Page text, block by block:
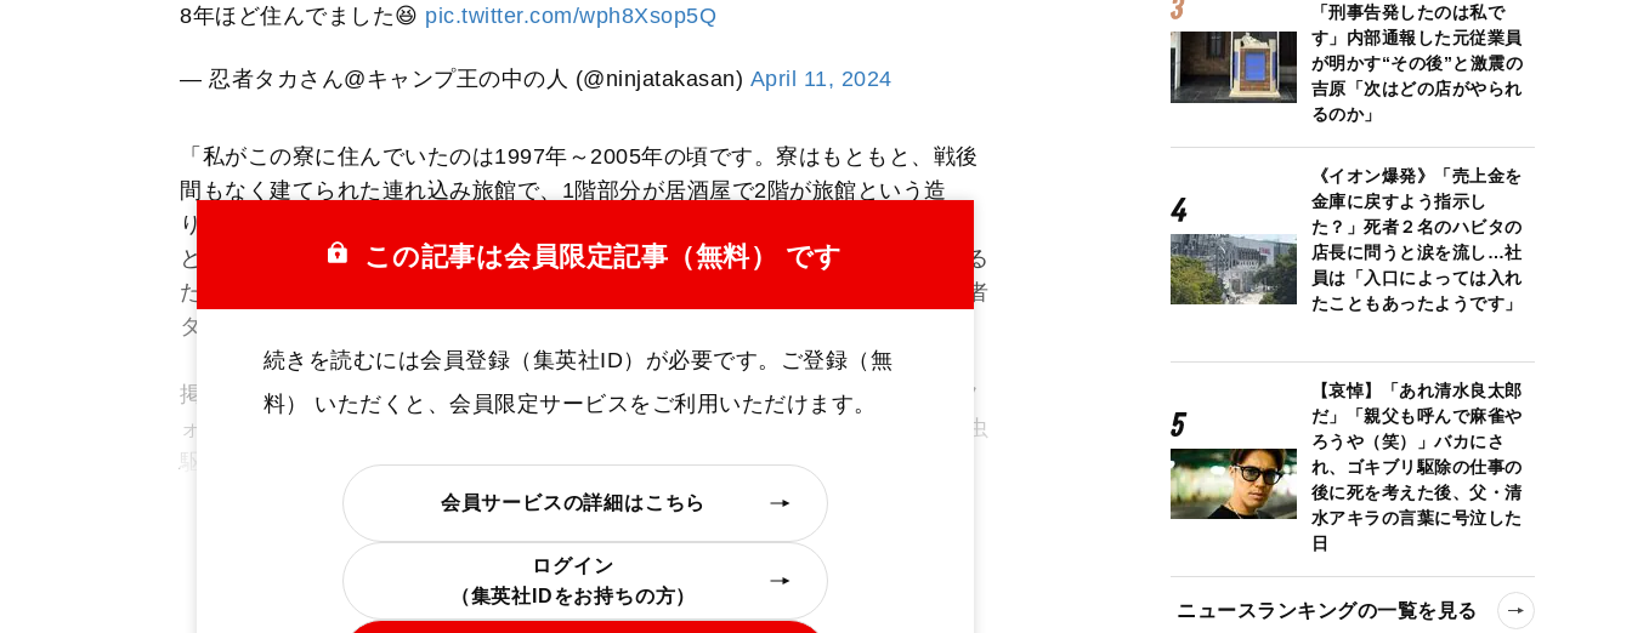
8年ほど住んでました😆 pic.twitter.com/wph8Xsop5Q
— 忍者タカさん@キャンプ王の中の人 (@ninjatakasan) April 11, 2024
「私がこの寮に住んでいたのは1997年～2005年の頃です。寮はもともと、戦後
間もなく建てられた連れ込み旅館で、1階部分が居酒屋で2階が旅館という造
り。当時ですでに築50年が経過していました。家の前の道路が先々拡張になる
という情報を仕入れた社長が立ち退き料を目当てに購入し、立ち退き料を上げる
ためには誰かが住んでいる必要があったため、社員寮にしたらしいです」（忍者
タカさん、以下同）
掲載している写真は、タカさんが5年ほど住んだ後、リフォームされた寮。リフ
ォーム前、寮を訪れた取締務があまりの惨状にビックリして、業者を入れて害虫
駆除・リフォーム・片付けをやってくれたという。
この記事は会員限定記事（無料） です
続きを読むには会員登録（集英社ID）が必要です。ご登録（無
料） いただくと、会員限定サービスをご利用いただけます。
会員サービスの詳細はこちら
ログイン
（集英社IDをお持ちの方）
「刑事告発したのは私で
す」内部通報した元従業員
が明かす“その後”と激震の
吉原「次はどの店がやられ
るのか」
《イオン爆発》「売上金を
金庫に戻すよう指示し
た？」死者２名のハビタの
店長に問うと涙を流し…社
員は「入口によっては入れ
たこともあったようです」
【哀悼】「あれ清水良太郎
だ」「親父も呼んで麻雀や
ろうや（笑）」バカにさ
れ、ゴキブリ駆除の仕事の
後に死を考えた後、父・清
水アキラの言葉に号泣した
日
ニュースランキングの一覧を見る